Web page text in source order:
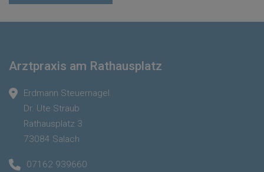
Arztpraxis am Rathausplatz
Erdmann Steuernagel
Dr. Ute Straub
Rathausplatz 3
73084 Salach
07162 939660